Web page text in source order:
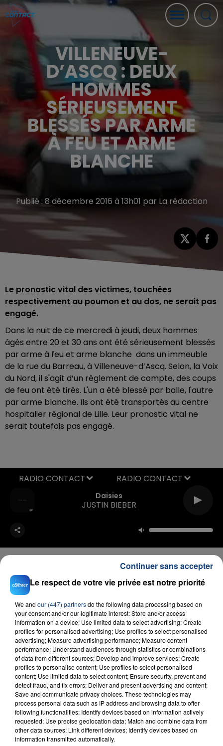
VILLENEUVE-
D’ASCQ : DEUX
HOMMES
SÉRIEUSEMENT
BLESSÉS PAR ARME
À FEU ET ARME
BLANCHE
Publié : 8 décembre 2016 à 13h01 par La rédaction
Le pronostic vital des victimes, touchées
respectivement au poumon et au dos, ne serait pas
engagé.
Dans la nuit de ce mercredi à jeudi, deux hommes
âgés entre 20 et 30 ans ont été sérieusement blessés
par arme à feu et arme blanche dans un immeuble
de la rue du Barreau, à Villeneuve-d’Ascq. Selon, la Voix
du Nord, il s'agit d’un règlement de compte, des coups
de feu ont été tirés. L'un a été blessé par balle, l'autre
par arme blanche. Ils ont été transportés au centre
hospitalier régional de Lille. Leur pronostic vital ne
serait toutefois pas engagé.
Daisies
JUSTIN BIEBER
RADIO CONTACT
FIL D'ACTU
23 juillet 2026
INCENDIE MORTEL À LENS : UNE FEMME ET
SON BÉBÉ ENTRE LA VIE ET LA...
Un homme s'est immolé par le feu après avoir
aspergé sa compagne et leur bébé de trois mois
Le respect de votre vie privée est notre priorité
We and our (447) partnersdo the following data processing based on
your consent and/or our legitimate interest: Store and/or access
information on a device; Use limited data to select advertising; Create
profiles for personalised advertising; Use profiles to select personalised
advertising; Measure advertising performance; Measure content
performance; Understand audiences through statistics or combinations
of data from different sources; Develop and improve services; Create
profiles to personalise content; Use profiles to select personalised
content; Use limited data to select content; Ensure security, prevent and
detect fraud, and fix errors; Deliver and present advertising and content;
Save and communicate privacy choices. These technologies may
process personal data such as IP address and browsing data to offer
following functionalities: Identify devices based on information actively
requested; Use precise geolocation data; Match and combine data from
other data sources; Link different devices; Identify devices based on
information transmitted automatically.
Continuer sans accepter